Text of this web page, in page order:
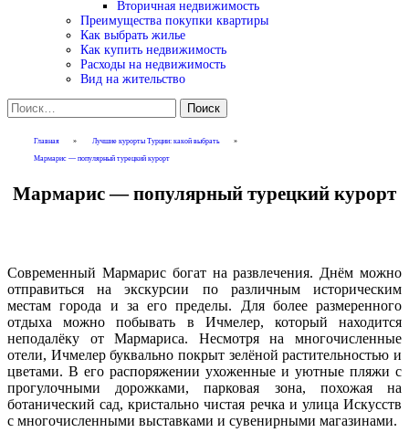
Вторичная недвижимость
Преимущества покупки квартиры
Как выбрать жилье
Как купить недвижимость
Расходы на недвижимость
Вид на жительство
Найти:
Главная » Лучшие курорты Турции: какой выбрать »
Мармарис — популярный турецкий курорт
Мармарис — популярный турецкий курорт
Современный Мармарис богат на развлечения. Днём можно
отправиться на экскурсии по различным историческим
местам города и за его пределы. Для более размеренного
отдыха можно побывать в Ичмелер, который находится
неподалёку от Мармариса. Несмотря на многочисленные
отели, Ичмелер буквально покрыт зелёной растительностью и
цветами. В его распоряжении ухоженные и уютные пляжи с
прогулочными дорожками, парковая зона, похожая на
ботанический сад, кристально чистая речка и улица Искусств
с многочисленными выставками и сувенирными магазинами.